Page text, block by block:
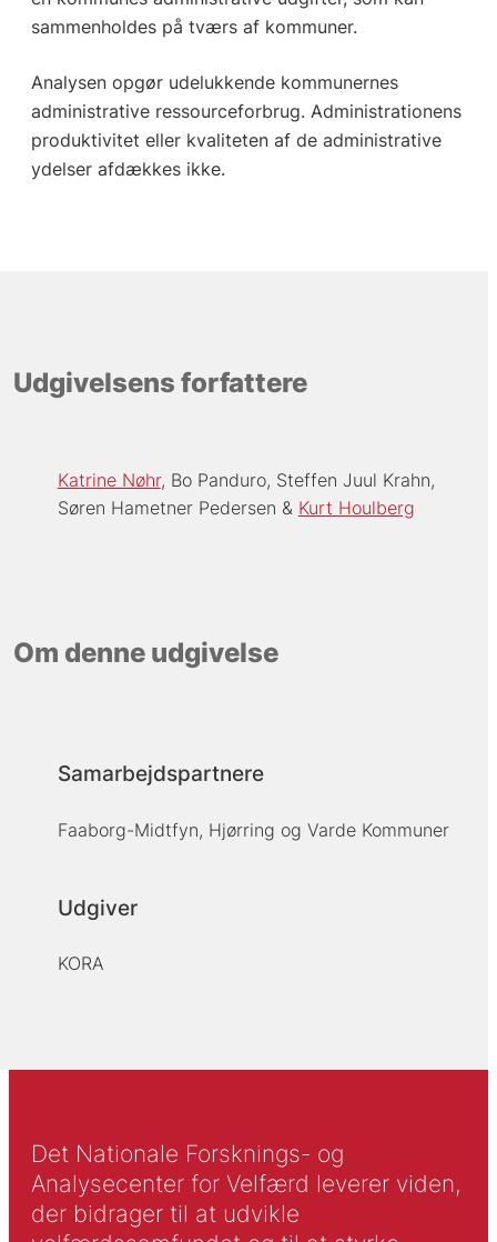
sammenholdes på tværs af kommuner.
Analysen opgør udelukkende kommunernes
administrative ressourceforbrug. Administrationens
produktivitet eller kvaliteten af de administrative
ydelser afdækkes ikke.
Udgivelsens forfattere
Katrine Nøhr Bo Panduro Steffen Juul Krahn
Søren Hametner Pedersen
Kurt Houlberg
Om denne udgivelse
Samarbejdspartnere
Faaborg-Midtfyn, Hjørring og Varde Kommuner
Udgiver
KORA
Det Nationale Forsknings- og
Analysecenter for Velfærd leverer viden,
der bidrager til at udvikle